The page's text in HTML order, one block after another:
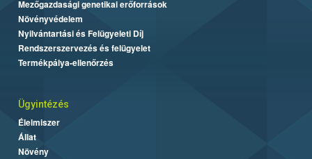
Mezőgazdasági genetikai erőforrások
Növényvédelem
Nyilvántartási és Felügyeleti Díj
Rendszerszervezés és felügyelet
Termékpálya-ellenőrzés
Ügyintézés
Élelmiszer
Állat
Növény